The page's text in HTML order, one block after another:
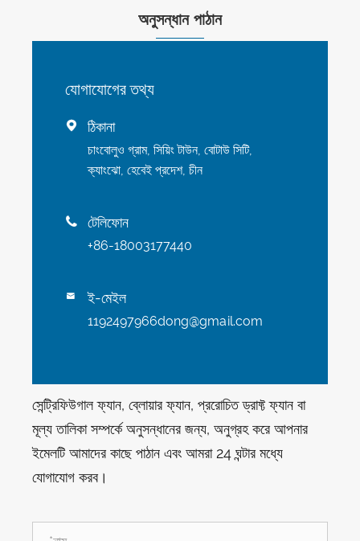
অনুসন্ধান পাঠান
যোগাযোগের তথ্য
 ঠিকানা
চাংবোলুও গ্রাম, সিয়িং টাউন, বোটাউ সিটি,
ক্যাংঝো, হেবেই প্রদেশ, চীন
 টেলিফোন
+86-18003177440
 ই-মেইল
1192497966dong@gmail.com
সেন্ট্রিফিউগাল ফ্যান, ব্লোয়ার ফ্যান, প্ররোচিত ড্রাফ্ট ফ্যান বা
মূল্য তালিকা সম্পর্কে অনুসন্ধানের জন্য, অনুগ্রহ করে আপনার
ইমেলটি আমাদের কাছে পাঠান এবং আমরা 24 ঘন্টার মধ্যে
যোগাযোগ করব।